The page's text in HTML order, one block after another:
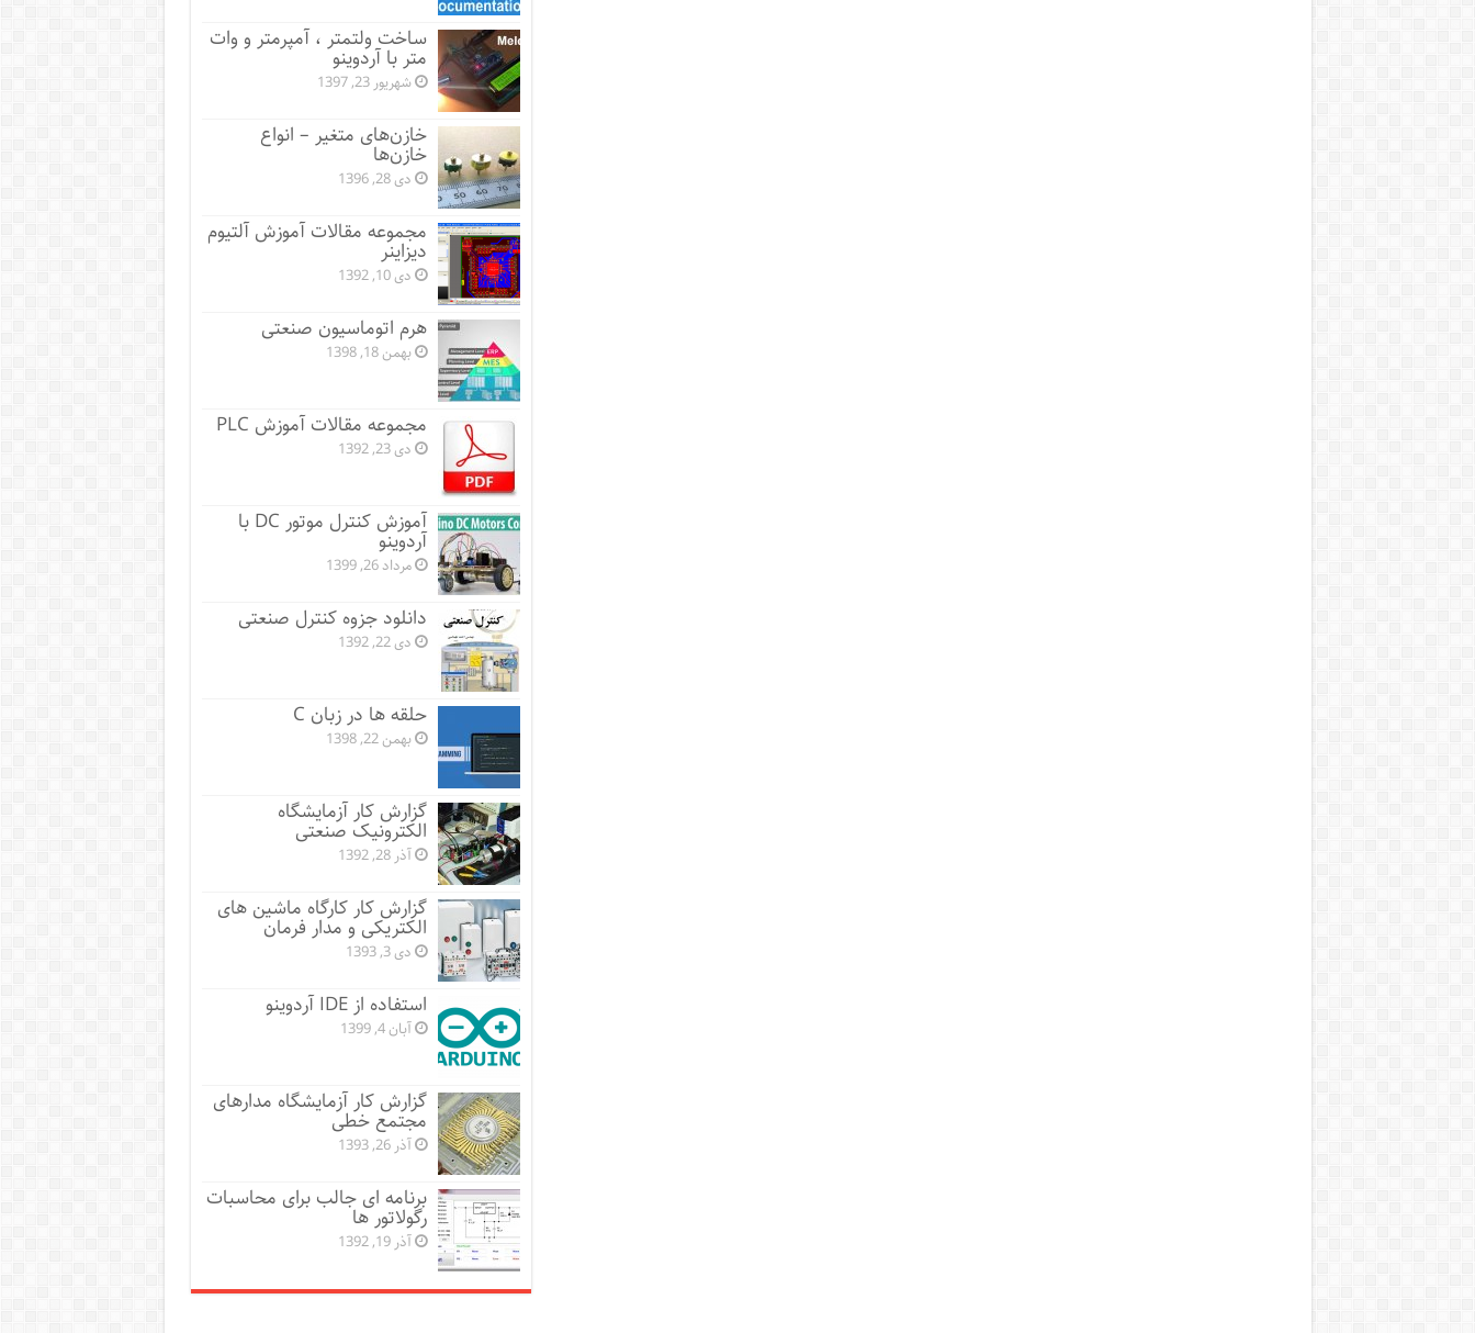
ساخت ولتمتر ، آمپرمتر و وات
متر با آردوینو
شهریور 23, 1397
خازن‌های متغیر – انواع
خازن‌ها
دی 28, 1396
مجموعه مقالات آموزش آلتیوم
دیزاینر
دی 10, 1392
هرم اتوماسیون صنعتی
بهمن 18, 1398
مجموعه مقالات آموزش PLC
دی 23, 1392
آموزش کنترل موتور DC با
آردوینو
مرداد 26, 1399
دانلود جزوه کنترل صنعتی
دی 22, 1392
حلقه ها در زبان C
بهمن 22, 1398
گزارش کار آزمایشگاه
الکترونیک صنعتی
آذر 28, 1392
گزارش کار کارگاه ماشین های
الکتریکی و مدار فرمان
دی 3, 1393
استفاده از IDE آردوینو
آبان 4, 1399
گزارش کار آزمایشگاه مدارهای
مجتمع خطی
آذر 26, 1393
برنامه ای جالب برای محاسبات
رگولاتور ها
آذر 19, 1392